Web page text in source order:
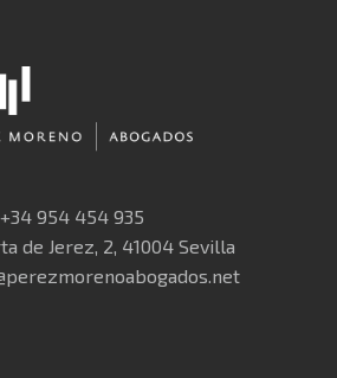
+34 954 454 935
de Jerez, 2, 41004 Sevilla